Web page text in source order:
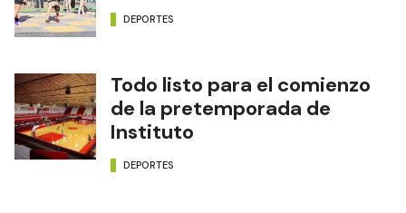
DEPORTES
Todo listo para el comienzo
de la pretemporada de
Instituto
DEPORTES